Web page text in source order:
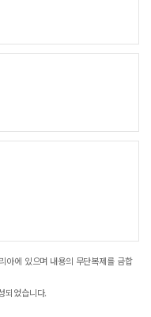
아에 있으며 내용의 무단복제를 금합
되었습니다.